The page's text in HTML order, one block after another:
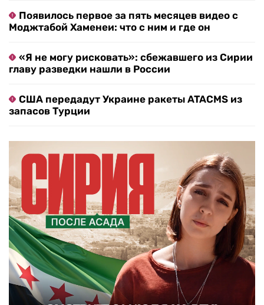
Появилось первое за пять месяцев видео с
Моджтабой Хаменеи: что с ним и где он
«Я не могу рисковать»: сбежавшего из Сирии
главу разведки нашли в России
США передадут Украине ракеты ATACMS из
запасов Турции